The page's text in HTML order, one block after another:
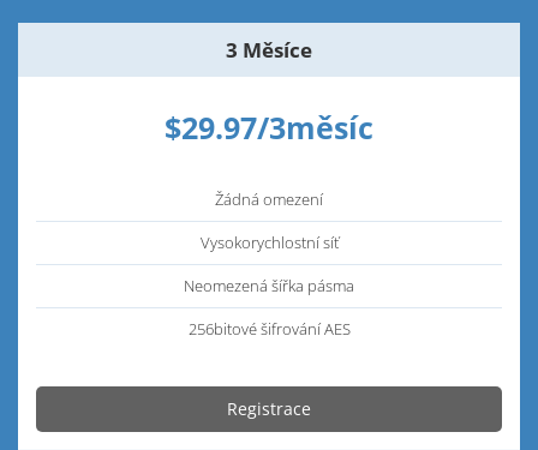
3 Měsíce
$29.97/3měsíc
Žádná omezení
Vysokorychlostní síť
Neomezená šířka pásma
256bitové šifrování AES
Registrace